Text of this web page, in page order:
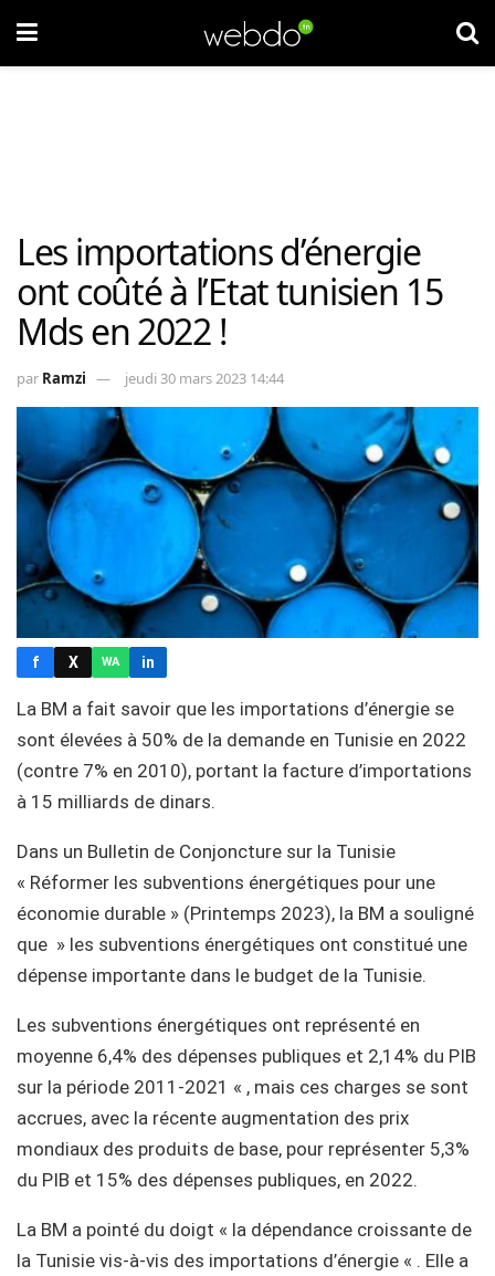
Les importations d’énergie
ont coûté à l’Etat tunisien 15
Mds en 2022 !
par Ramzi jeudi 30 mars 2023 14:44
f X WA in
La BM a fait savoir que les importations d’énergie se
sont élevées à 50% de la demande en Tunisie en 2022
(contre 7% en 2010), portant la facture d’importations
à 15 milliards de dinars.
Dans un Bulletin de Conjoncture sur la Tunisie
« Réformer les subventions énergétiques pour une
économie durable » (Printemps 2023), la BM a souligné
que » les subventions énergétiques ont constitué une
dépense importante dans le budget de la Tunisie.
Les subventions énergétiques ont représenté en
moyenne 6,4% des dépenses publiques et 2,14% du PIB
sur la période 2011-2021 « , mais ces charges se sont
accrues, avec la récente augmentation des prix
mondiaux des produits de base, pour représenter 5,3%
du PIB et 15% des dépenses publiques, en 2022.
La BM a pointé du doigt « la dépendance croissante de
la Tunisie vis-à-vis des importations d’énergie « . Elle a